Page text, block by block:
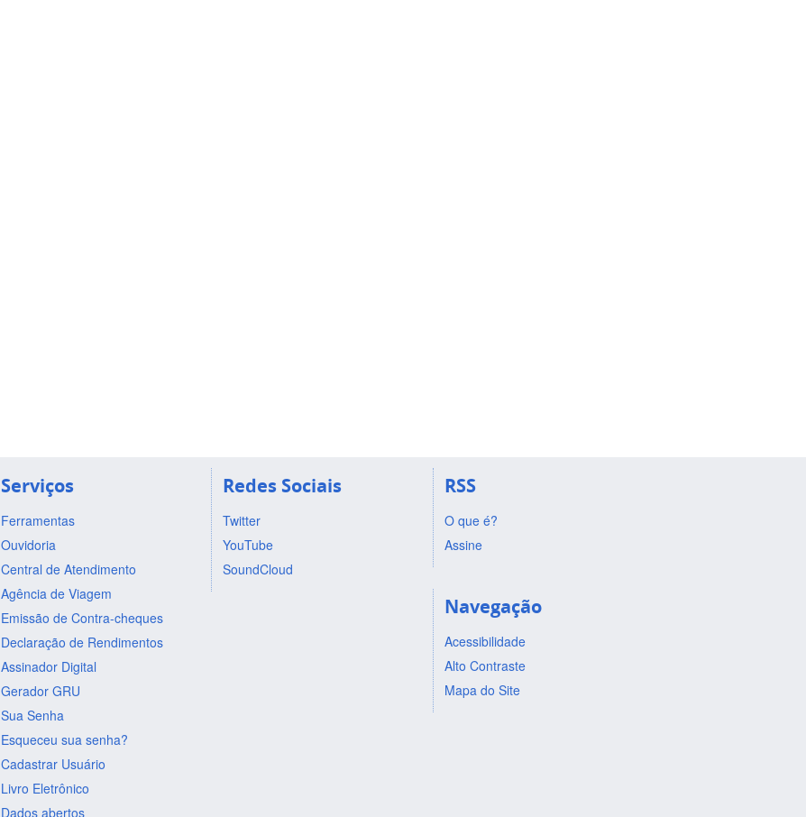
Serviços
Ferramentas
Ouvidoria
Central de Atendimento
Agência de Viagem
Emissão de Contra-cheques
Declaração de Rendimentos
Assinador Digital
Gerador GRU
Sua Senha
Esqueceu sua senha?
Cadastrar Usuário
Livro Eletrônico
Dados abertos
Redes Sociais
Twitter
YouTube
SoundCloud
RSS
O que é?
Assine
Navegação
Acessibilidade
Alto Contraste
Mapa do Site